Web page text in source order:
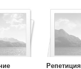
Репетиция